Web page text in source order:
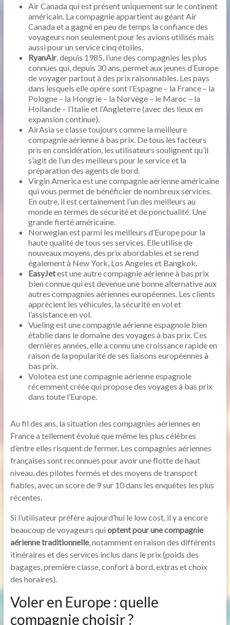
Air Canada qui est présent uniquement sur le continent
américain. La compagnie appartient au géant Air
Canada et a gagné en peu de temps la confiance des
voyageurs non seulement pour les avions utilisés mais
aussi pour un service cinq étoiles.
RyanAir, depuis 1985, l’une des compagnies les plus
connues qui, depuis 30 ans, permet aux jeunes d’Europe
de voyager partout à des prix raisonnables. Les pays
dans lesquels elle opère sont l’Espagne – la France – la
Pologne – la Hongrie – la Norvège – le Maroc – la
Hollande – l’Italie et l’Angleterre (avec des lieux en
expansion continue).
AirAsia se classe toujours comme la meilleure
compagnie aérienne à bas prix. De tous les facteurs
pris en considération, les utilisateurs soulignent qu’il
s’agit de l’un des meilleurs pour le service et la
préparation des agents de bord.
Virgin America est une compagnie aérienne américaine
qui vous permet de bénéficier de nombreux services.
En outre, il est certainement l’un des meilleurs au
monde en termes de sécurité et de ponctualité. Une
grande fierté américaine.
Norwegian est parmi les meilleurs d’Europe pour la
haute qualité de tous ses services. Elle utilise de
nouveaux moyens, des prix abordables et se rend
également à New York, Los Angeles et Bangkok.
EasyJetest une autre compagnie aérienne à bas prix
bien connue qui est devenue une bonne alternative aux
autres compagnies aériennes européennes. Les clients
apprécient les véhicules, la sécurité en vol et
l’assistance en vol.
Vueling est une compagnie aérienne espagnole bien
établie dans le domaine des voyages à bas prix. Ces
dernières années, elle a connu une croissance rapide en
raison de la popularité de ses liaisons européennes à
bas prix.
Volotea est une compagnie aérienne espagnole
récemment créée qui propose des voyages à bas prix
dans toute l’Europe.
Au fil des ans, la situation des compagnies aériennes en
France a tellement évolué que même les plus célèbres
d’entre elles risquent de fermer. Les compagnies aériennes
françaises sont reconnues pour avoir une flotte de haut
niveau, des pilotes formés et des moyens de transport
fiables, avec un score de 9 sur 10 dans les enquêtes les plus
récentes.
Si l’utilisateur préfère aujourd’hui le low cost, il y a encore
beaucoup de voyageurs qui optent pour une compagnie
aérienne traditionnelle, notamment en raison des différents
itinéraires et des services inclus dans le prix (poids des
bagages, première classe, confort à bord, extras et choix
des horaires).
Voler en Europe : quelle
compagnie choisir ?